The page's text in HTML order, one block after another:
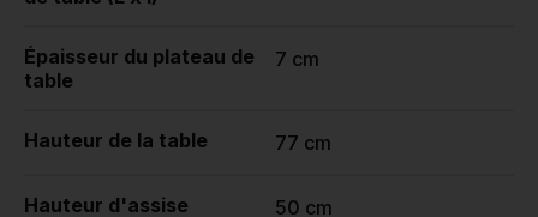
Épaisseur du plateau de
table
7 cm
Hauteur de la table 77 cm
Hauteur d'assise 50 cm